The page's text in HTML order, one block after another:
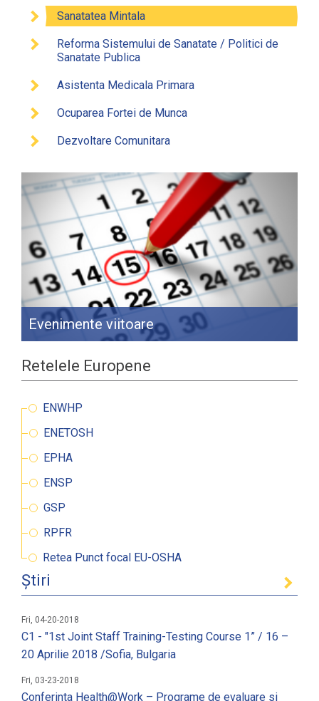
Sanatatea Mintala
Reforma Sistemului de Sanatate / Politici de
Sanatate Publica
Asistenta Medicala Primara
Ocuparea Fortei de Munca
Dezvoltare Comunitara
Evenimente viitoare
Retelele Europene
ENWHP
ENETOSH
EPHA
ENSP
GSP
RPFR
Retea Punct focal EU-OSHA
Știri
Fri, 04-20-2018
C1 - "1st Joint Staff Training-Testing Course 1” / 16 –
20 Aprilie 2018 /Sofia, Bulgaria
Fri, 03-23-2018
Conferinta Health@Work – Programe de evaluare si